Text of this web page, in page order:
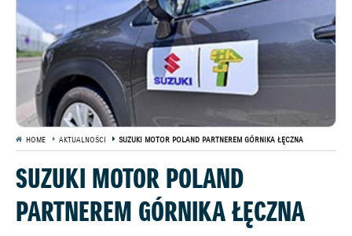
HOME AKTUALNOŚCI SUZUKI MOTOR POLAND PARTNEREM GÓRNIKA ŁĘCZNA
SUZUKI MOTOR POLAND
PARTNEREM GÓRNIKA ŁĘCZNA